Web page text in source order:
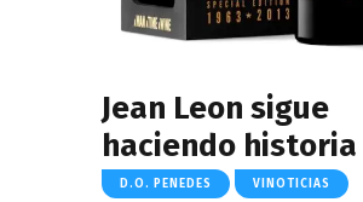
Jean Leon sigue
haciendo historia
D.O. PENEDES VINOTICIAS